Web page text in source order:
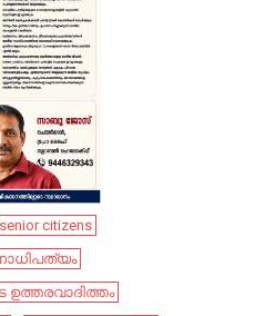
senior citizens
ഉത്തരവാദിത്തം